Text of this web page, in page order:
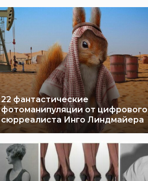
22 фантастические
фотоманипуляции от цифрового
сюрреалиста Инго Линдмайера